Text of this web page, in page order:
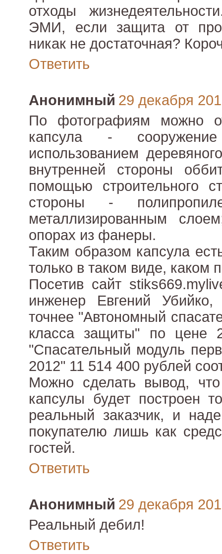
отходы
ЭМИ, если защита от
никак не достаточная?
Ответить
Анонимный 29 декабря
По фотографиям можно
капсула -
использованием
внутренней стороны
помощью строительного
стороны -
металлизированным
опорах из фанеры.
Таким образом капсула
только в таком виде, каком
Посетив сайт
инженер Евгений Убийко,
точнее "Автономный
класса защиты" по цене
"Спасательный модуль
2012" 11 514 400 рублей
Можно сделать вывод,
капсулы будет построен
реальный заказчик, и
покупателю лишь как
гостей.
Ответить
Анонимный 29 декабря
Реальный дебил!
Ответить